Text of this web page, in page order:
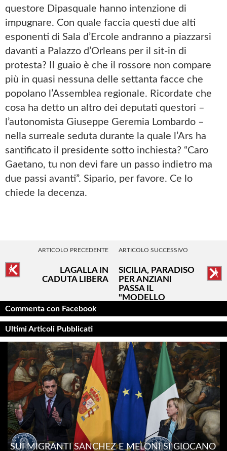
questore Dipasquale hanno intenzione di
impugnare. Con quale faccia questi due alti
esponenti di Sala d’Ercole andranno a piazzarsi
davanti a Palazzo d’Orleans per il sit-in di
protesta? Il guaio è che il rossore non compare
più in quasi nessuna delle settanta facce che
popolano l’Assemblea regionale. Ricordate che
cosa ha detto un altro dei deputati questori –
l’autonomista Giuseppe Geremia Lombardo –
nella surreale seduta durante la quale l’Ars ha
santificato il presidente sotto inchiesta? “Caro
Gaetano, tu non devi fare un passo indietro ma
due passi avanti”. Sipario, per favore. Ce lo
chiede la decenza.
ARTICOLO PRECEDENTE
LAGALLA IN
CADUTA LIBERA
ARTICOLO SUCCESSIVO
SICILIA, PARADISO
PER ANZIANI
PASSA IL
"MODELLO
Commenta con Facebook
Ultimi Articoli Pubblicati
SUI MIGRANTI SÁNCHEZ E MELONI SI GIOCANO